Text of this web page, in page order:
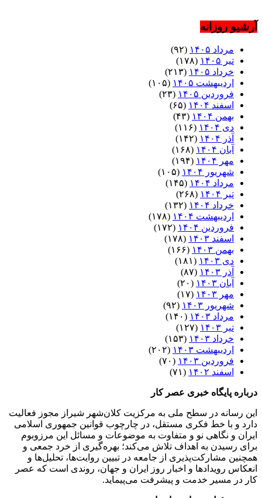
آرشیو روزانه
مرداد ۱۴۰۵
(۹۲)
تیر ۱۴۰۵
(۱۷۸)
خرداد ۱۴۰۵
(۲۱۳)
اردیبهشت ۱۴۰۵
(۱۰۵)
فروردین ۱۴۰۵
(۲۳)
اسفند ۱۴۰۴
(۶۵)
بهمن ۱۴۰۴
(۴۳)
دی ۱۴۰۴
(۱۱۶)
آذر ۱۴۰۴
(۱۴۲)
آبان ۱۴۰۴
(۱۶۸)
مهر ۱۴۰۴
(۱۹۴)
شهریور ۱۴۰۴
(۱۰۵)
مرداد ۱۴۰۴
(۱۴۵)
تیر ۱۴۰۴
(۲۶۸)
خرداد ۱۴۰۴
(۱۳۲)
اردیبهشت ۱۴۰۴
(۱۷۸)
فروردین ۱۴۰۴
(۱۷۲)
اسفند ۱۴۰۳
(۱۷۸)
بهمن ۱۴۰۳
(۱۶۶)
دی ۱۴۰۳
(۱۸۱)
آذر ۱۴۰۳
(۸۷)
آبان ۱۴۰۳
(۲۰)
مهر ۱۴۰۳
(۱۷)
شهریور ۱۴۰۳
(۹۲)
مرداد ۱۴۰۳
(۱۴۰)
تیر ۱۴۰۳
(۱۲۷)
خرداد ۱۴۰۳
(۱۵۳)
اردیبهشت ۱۴۰۳
(۲۰۲)
فروردین ۱۴۰۳
(۷۰)
اسفند ۱۴۰۲
(۷۱)
درباره پایگاه خبری عصر کار
این رسانه در سطح ملی به مرکزیت کلان‌شهر شیراز مجوز فعالیت
دارد و با خط فکری مستقل، در چارچوب قوانین جمهوری اسلامی
ایران و نگاهی نو و متفاوت به موضوعات ‌و مسائل این مرزوبوم
برای رسیدن به اهداف تلاش می‌کند؛ بهره‌گیری از خرد جمعی و
همچنین مشارکت‌پذیری از جامعه در تبیین روایت‌ها، تحلیل‌ها و
انعکاس رویدادها و اخبار روز ایران و جهان، روندی است که عصر
کار در مسیر خدمت و پیشرفت می‌پیماید.